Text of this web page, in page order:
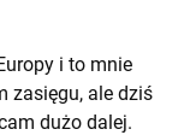
i to mnie
zasięgu, ale dziś
dużo dalej.